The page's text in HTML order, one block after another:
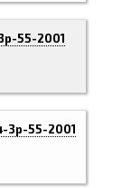
55-2001
3р-55-2001